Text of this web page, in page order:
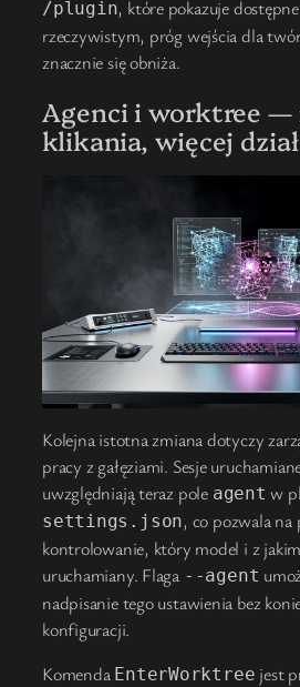
/plugin, które pokazuje
rzeczywistym, próg wejścia dla
znacznie się obniża.
Agenci i worktree —
klikania, więcej
Kolejna istotna zmiana dotyczy
pracy z gałęziami. Sesje
uwzględniają teraz pole agent w
settings.json, co pozwala na
kontrolowanie, który model i z
uruchamiany. Flaga --agent
nadpisanie tego ustawienia bez
konfiguracji.
Komenda EnterWorktree jest